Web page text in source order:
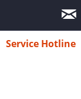
Service Hotline